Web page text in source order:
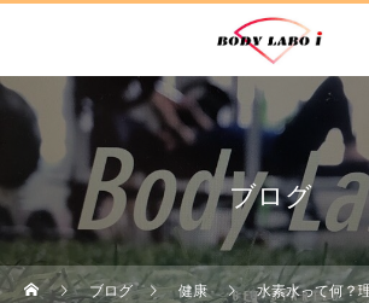
ブログ
ブログ 健康 水素水って何？理学療法士